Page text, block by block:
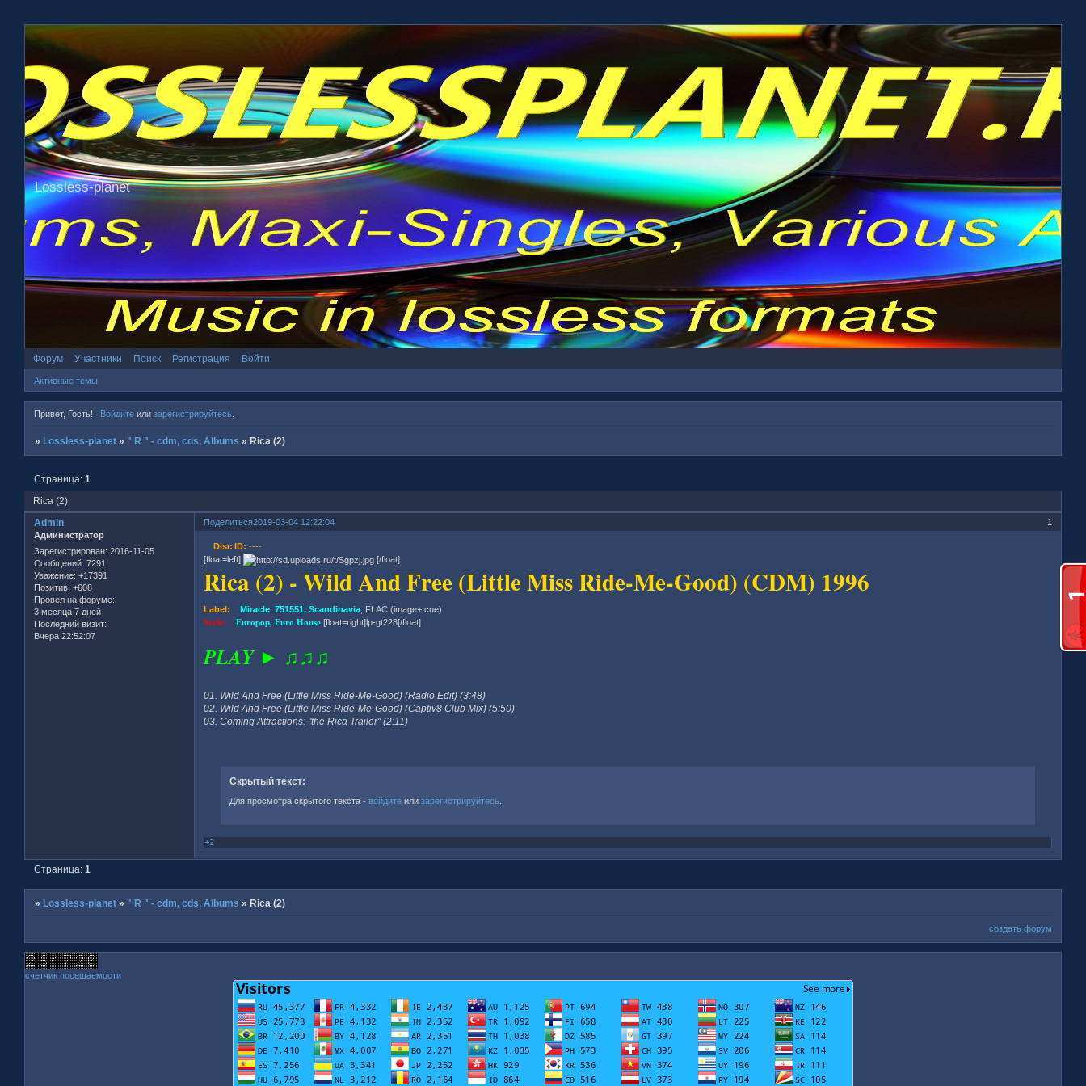
Lossless-planet
Форум Участники Поиск Регистрация Войти
Активные темы
Привет, Гость! Войдитеили зарегистрируйтесь.
» Lossless-planet » " R " - cdm, cds, Albums » Rica (2)
Rica (2)
Страница:1
Поделиться 1
2019-03-04 12:22:04
Admin
Администратор
Зарегистрирован: 2016-11-05
Сообщений: 7291
Уважение: +17391
Позитив: +608
Провел на форуме:
3 месяца 7 дней
Последний визит:
Вчера 22:52:07
Disc ID: ----
[float=left]
[/float]
Rica (2) - Wild And Free (Little Miss Ride-Me-Good) (CDM) 1996
Label: Miracle 751551, Scandinavia , FLAC (image+.cue)
Style:Europop, Euro House[float=right]lp-gt228[/float]
PLAY ► ♫♫♫
01. Wild And Free (Little Miss Ride-Me-Good) (Radio Edit) (3:48)
02. Wild And Free (Little Miss Ride-Me-Good) (Captiv8 Club Mix) (5:50)
03. Coming Attractions: "the Rica Trailer" (2:11)
Скрытый текст:
Для просмотра скрытого текста - войдитеили зарегистрируйтесь
+2
Страница:1
»Lossless-planet » " R " - cdm, cds, Albums »Rica (2)
создать форум
счетчик посещаемости